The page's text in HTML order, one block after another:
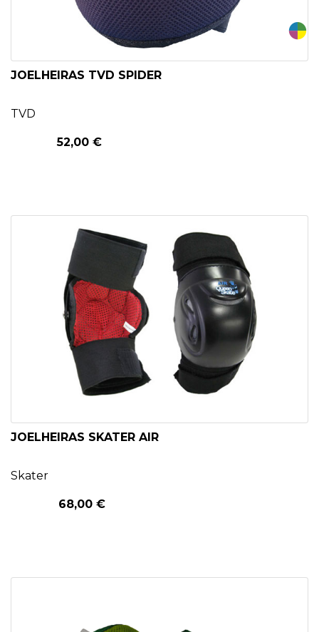
JOELHEIRAS TVD SPIDER
TVD
52,00 €
JOELHEIRAS SKATER AIR
Skater
68,00 €